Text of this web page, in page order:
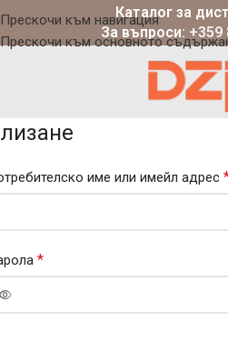
Прескочи към навигация
Прескочи към основното
Каталог за
За въпроси: +359
име или имейл адрес
*